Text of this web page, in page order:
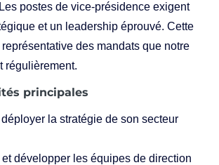
postes de vice-présidence exigent
et un leadership éprouvé. Cette
des mandats que notre
régulièrement.
principales
la stratégie de son secteur
développer les équipes de direction